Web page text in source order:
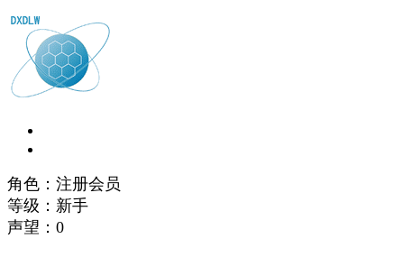
角色：注册会员
等级：新手
声望： 0